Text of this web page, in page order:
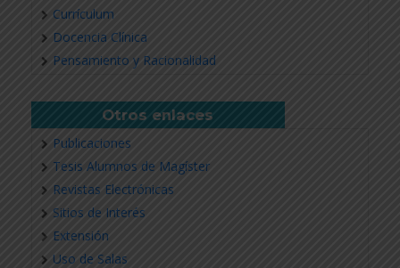
Currículum
Docencia Clínica
Pensamiento y Racionalidad
Otros enlaces
Publicaciones
Tesis Alumnos de Magíster
Revistas Electrónicas
Sitios de Interés
Extensión
Uso de Salas